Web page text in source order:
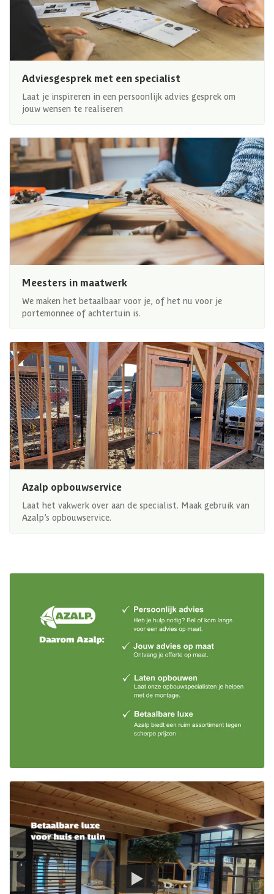
Adviesgesprek met een specialist
Laat je inspireren in een persoonlijk advies gesprek om
jouw wensen te realiseren
Meesters in maatwerk
We maken het betaalbaar voor je, of het nu voor je
portemonnee of achtertuin is.
Azalp opbouwservice
Laat het vakwerk over aan de specialist. Maak gebruik van
Azalp’s opbouwservice.